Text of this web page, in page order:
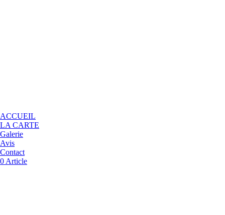
ACCUEIL
LA CARTE
Galerie
Avis
Contact
0 Article